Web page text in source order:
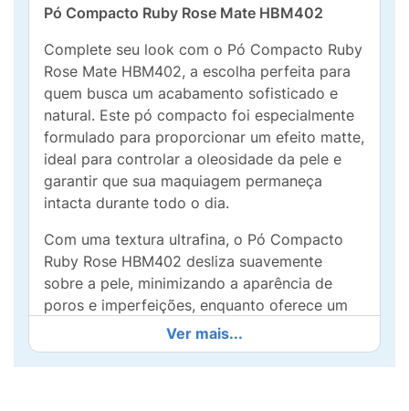
Pó Compacto Ruby Rose Mate HBM402
Complete seu look com o Pó Compacto Ruby
Rose Mate HBM402, a escolha perfeita para
quem busca um acabamento sofisticado e
natural. Este pó compacto foi especialmente
formulado para proporcionar um efeito matte,
ideal para controlar a oleosidade da pele e
garantir que sua maquiagem permaneça
intacta durante todo o dia.
Com uma textura ultrafina, o Pó Compacto
Ruby Rose HBM402 desliza suavemente
sobre a pele, minimizando a aparência de
poros e imperfeições, enquanto oferece um
toque aveludado que deixa a pele macia e
iluminada. Sua fórmula de longa duração
assegura que você se sinta confiante a cada
Ver mais...